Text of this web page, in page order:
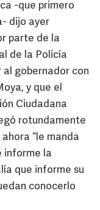
-que primero
dijo ayer
parte de la
de la Policía
gobernador con
y que el
Ciudadana
rotundamente
“le manda
informe la
que informe su
conocerlo